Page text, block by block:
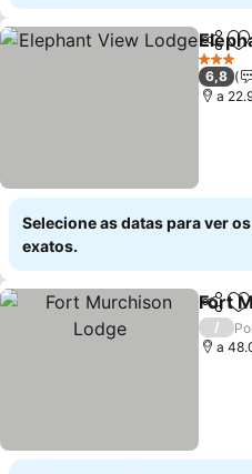
3
6,8
a
Selecione as datas para ver
exatos.
Fort
/
a